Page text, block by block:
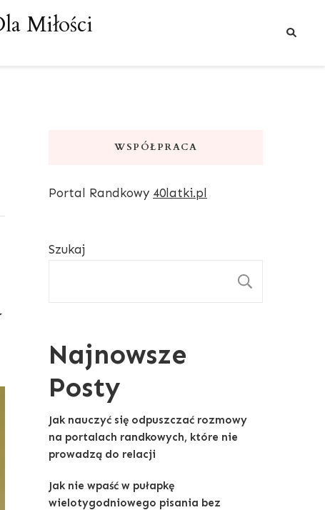
Miłości
WSPÓŁPRACA
Portal Randkowy 40latki.pl
Szukaj
Najnowsze
Posty
Jak nauczyć się odpuszczać rozmowy
na portalach randkowych, które nie
prowadzą do relacji
Jak nie wpaść w pułapkę
wielotygodniowego pisania bez